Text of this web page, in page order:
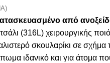
από
(316L) χειρουργικής
σκουλαρίκι σε σχήμα
ιδανικό και για άτομα